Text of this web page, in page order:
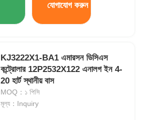
যোগাযোগ করুন
KJ3222X1-BA1 এমারসন ডিসিএস
কন্ট্রোলার 12P2532X122 এনালগ ইন 4-
20 হার্ট স্থানীয় বাস
MOQ：১ পিসি
মূল্য：Inquiry